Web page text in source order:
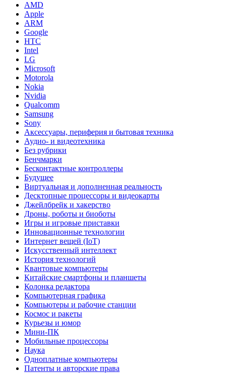
AMD
Apple
ARM
Google
HTC
Intel
LG
Microsoft
Motorola
Nokia
Nvidia
Qualcomm
Samsung
Sony
Аксессуары, периферия и бытовая техника
Аудио- и видеотехника
Без рубрики
Бенчмарки
Бесконтактные контроллеры
Будущее
Виртуальная и дополненная реальность
Десктопные процессоры и видеокарты
Джейлбрейк и хакерство
Дроны, роботы и биоботы
Игры и игровые приставки
Инновационные технологии
Интернет вещей (IoT)
Искусственный интеллект
История технологий
Квантовые компьютеры
Китайские смартфоны и планшеты
Колонка редактора
Компьютерная графика
Компьютеры и рабочие станции
Космос и ракеты
Курьезы и юмор
Мини-ПК
Мобильные процессоры
Наука
Одноплатные компьютеры
Патенты и авторские права